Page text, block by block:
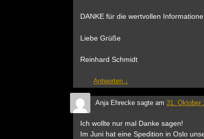
DANKE für die wertvollen
Liebe Grüße
Reinhard Schmidt
Antworten ↓
Anja Ehrecke sagte am 31. Oktober
Ich wollte nur mal Danke sagen!
Im Juni hat eine Spedition in Oslo